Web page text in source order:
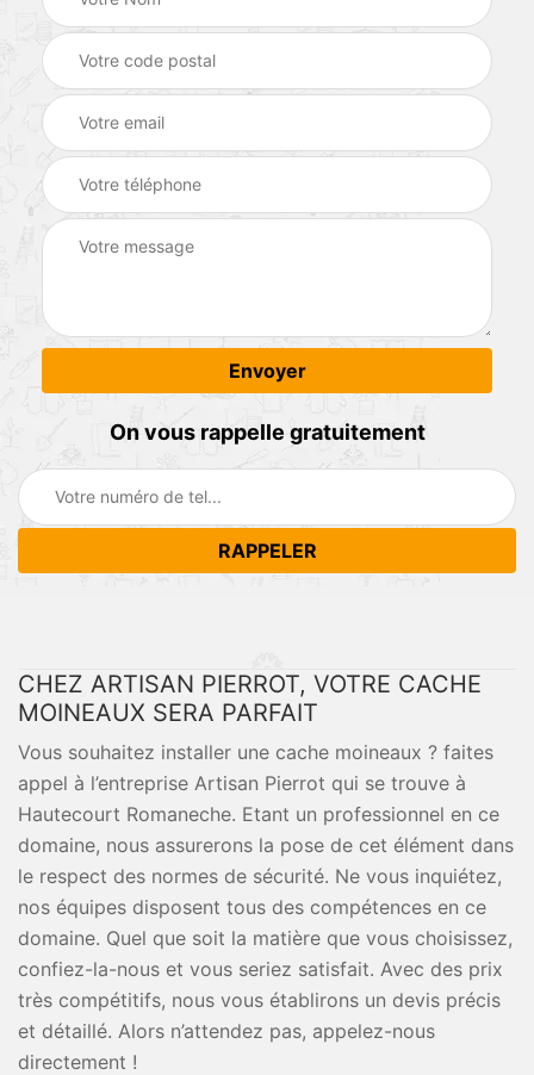
On vous rappelle gratuitement
CHEZ ARTISAN PIERROT, VOTRE CACHE
MOINEAUX SERA PARFAIT
Vous souhaitez installer une cache moineaux ? faites
appel à l’entreprise Artisan Pierrot qui se trouve à
Hautecourt Romaneche. Etant un professionnel en ce
domaine, nous assurerons la pose de cet élément dans
le respect des normes de sécurité. Ne vous inquiétez,
nos équipes disposent tous des compétences en ce
domaine. Quel que soit la matière que vous choisissez,
confiez-la-nous et vous seriez satisfait. Avec des prix
très compétitifs, nous vous établirons un devis précis
et détaillé. Alors n’attendez pas, appelez-nous
directement !